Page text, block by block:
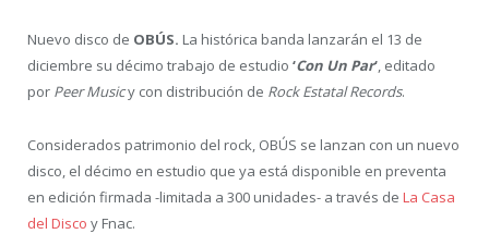
Nuevo disco de OBÚS. La histórica banda lanzarán el 13 de
diciembre su décimo trabajo de estudio ‘Con Un Par‘, editado
por Peer Musicy con distribución de Rock Estatal Records.
Considerados patrimonio del rock, OBÚS se lanzan con un nuevo
disco, el décimo en estudio que ya está disponible en preventa
en edición firmada -limitada a 300 unidades- a través de La Casa
del Disco y Fnac.